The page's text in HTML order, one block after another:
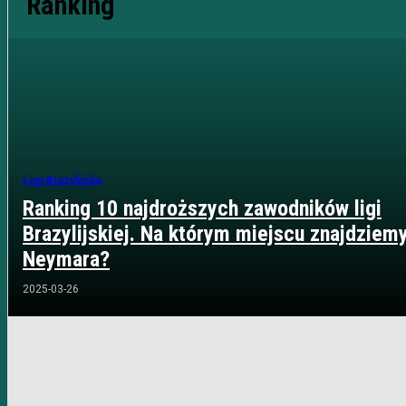
Liga Brazylijska
Ranking 10 najdroższych zawodników ligi
Brazylijskiej. Na którym miejscu
Neymara?
2025-03-26